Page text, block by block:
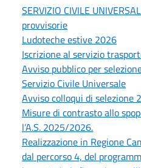
SERVIZIO CIVILE
provvisorie
Ludoteche estive 2026
Iscrizione al servizio
Avviso pubblico per
Servizio Civile Universale
Avviso colloqui di selezione
Misure di contrasto allo
l’A.S. 2025/2026.
Realizzazione in Regione
dal percorso 4, del